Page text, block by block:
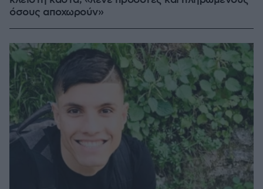
όσους αποχωρούν»